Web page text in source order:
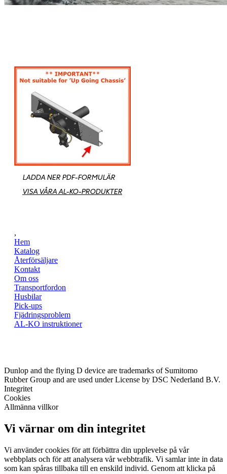
LADDA NER PDF-FORMULÄR
VISA VÅRA AL-KO-PRODUKTER
,
Hem
Katalog
Återförsäljare
Kontakt
Om oss
Transportfordon
Husbilar
Pick-ups
Fjädringsproblem
AL-KO instruktioner
Dunlop and the flying D device are trademarks of Sumitomo
Rubber Group and are used under License by DSC Nederland B.V.
Integritet
Cookies
Allmänna villkor
Vi värnar om din integritet
Vi använder cookies för att förbättra din upplevelse på vår
webbplats och för att analysera vår webbtrafik. Vi samlar inte in data
som kan spåras tillbaka till en enskild individ. Genom att klicka på